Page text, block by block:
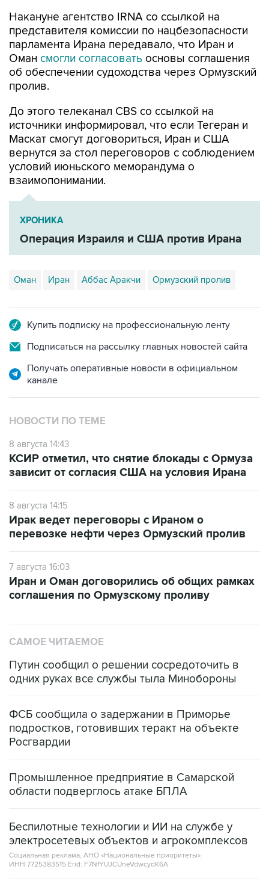
Накануне агентство IRNA со ссылкой на
представителя комиссии по нацбезопасности
парламента Ирана передавало, что Иран и
Оман смогли согласовать основы соглашения
об обеспечении судоходства через Ормузский
пролив.
До этого телеканал CBS со ссылкой на
источники информировал, что если Тегеран и
Маскат смогут договориться, Иран и США
вернутся за стол переговоров с соблюдением
условий июньского меморандума о
взаимопонимании.
ХРОНИКА
Операция Израиля и США против Ирана
Оман Иран Аббас Аракчи Ормузский пролив
Купить подписку на профессиональную ленту
Подписаться на рассылку главных новостей сайта
Получать оперативные новости в официальном
канале
НОВОСТИ ПО ТЕМЕ
8 августа 14:43
КСИР отметил, что снятие блокады с Ормуза
зависит от согласия США на условия Ирана
8 августа 14:15
Ирак ведет переговоры с Ираном о
перевозке нефти через Ормузский пролив
7 августа 16:03
Иран и Оман договорились об общих рамках
соглашения по Ормузскому проливу
САМОЕ ЧИТАЕМОЕ
Путин сообщил о решении сосредоточить в
одних руках все службы тыла Минобороны
ФСБ сообщила о задержании в Приморье
подростков, готовивших теракт на объекте
Росгвардии
Промышленное предприятие в Самарской
области подверглось атаке БПЛА
Беспилотные технологии и ИИ на службе у
электросетевых объектов и агрокомплексов
Социальная реклама, АНО «Национальные приоритеты».
ИНН 7725383515 Erid: F7NfYUJCUneVdwcydK6A